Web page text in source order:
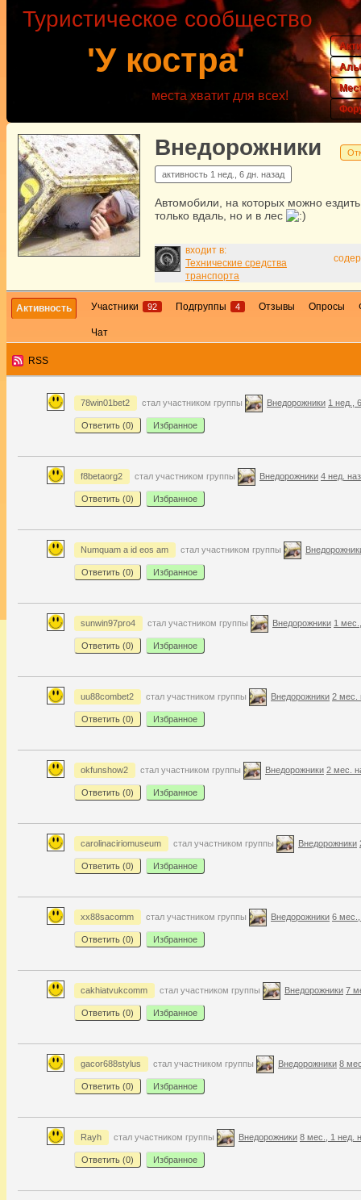
'У костра'
Туристическое сообщество
места хватит для всех!
Внедорожники
активность 1 нед., 6 дн. назад
Автомобили, на которых можно
только вдаль, но и в лес
входит в:
Технические средства
транспорта
Активность Участники 92 Подгруппы 4 Отзывы Опросы
Чат
RSS
78win01bet2 стал участником группы Внедорожники 1 нед.,
Ответить (0) Избранное
f8betaorg2 стал участником группы Внедорожники 4 нед.
Ответить (0) Избранное
Numquam a id eos am стал участником группы
Ответить (0) Избранное
sunwin97pro4 стал участником группы Внедорожники 1
Ответить (0) Избранное
uu88combet2 стал участником группы Внедорожники 2 мес.
Ответить (0) Избранное
okfunshow2 стал участником группы Внедорожники 2 мес.
Ответить (0) Избранное
carolinaciriomuseum стал участником группы Внедорожники
Ответить (0) Избранное
xx88sacomm стал участником группы Внедорожники 6 мес.,
Ответить (0) Избранное
cakhiatvukcomm стал участником группы Внедорожники 7
Ответить (0) Избранное
gacor688stylus стал участником группы Внедорожники 8
Ответить (0) Избранное
Rayh стал участником группы Внедорожники 8 мес., 1 нед.
Ответить (0) Избранное